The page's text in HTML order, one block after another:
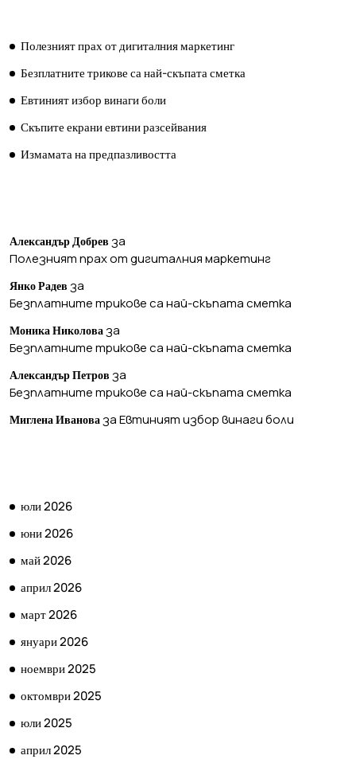
Полезният прах от дигиталния маркетинг
Безплатните трикове са най-скъпата сметка
Евтиният избор винаги боли
Скъпите екрани евтини разсейвания
Измамата на предпазливостта
Александър Добрев за
Полезният прах от дигиталния маркетинг
Янко Радев за
Безплатните трикове са най-скъпата сметка
Моника Николова за
Безплатните трикове са най-скъпата сметка
Александър Петров за
Безплатните трикове са най-скъпата сметка
Миглена Иванова заЕвтиният избор винаги боли
юли 2026
юни 2026
май 2026
април 2026
март 2026
януари 2026
ноември 2025
октомври 2025
юли 2025
април 2025